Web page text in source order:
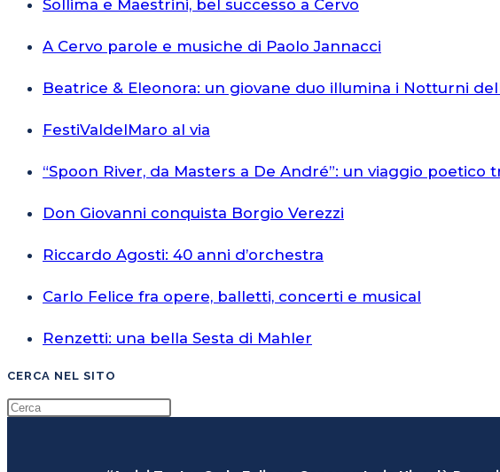
Sollima e Maestrini, bel successo a Cervo
A Cervo parole e musiche di Paolo Jannacci
Beatrice & Eleonora: un giovane duo illumina i Notturni
FestiValdelMaro al via
“Spoon River, da Masters a De André”: un viaggio poetico
Don Giovanni conquista Borgio Verezzi
Riccardo Agosti: 40 anni d’orchestra
Carlo Felice fra opere, balletti, concerti e musical
Renzetti: una bella Sesta di Mahler
CERCA NEL SITO